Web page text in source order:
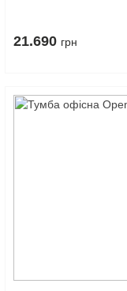
21.690 грн